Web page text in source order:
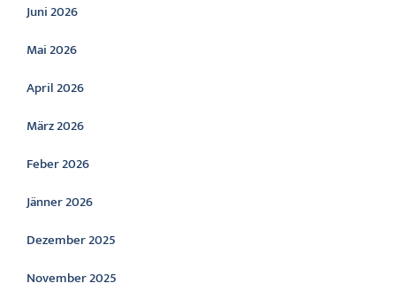
Juni 2026
Mai 2026
April 2026
März 2026
Feber 2026
Jänner 2026
Dezember 2025
November 2025